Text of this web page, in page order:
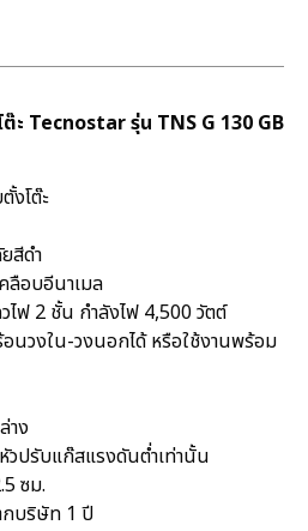
ะ Tecnostar รุ่น TNS G 130 GB
งโต๊ะ
สีดำ
ลือบอีนาเมล
ไฟ 2 ชั้น กำลังไฟ 4,500 วัตต์
นวงใน-วงนอกได้ หรือใช้งานพร้อม
าง
ปรับแก๊สแรงดันต่ำเท่านั้น
ซม.
กบริษัท 1 ปี